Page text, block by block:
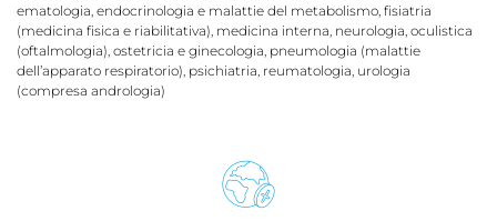
ematologia, endocrinologia e malattie del metabolismo, fisiatria
(medicina fisica e riabilitativa), medicina interna, neurologia, oculistica
(oftalmologia), ostetricia e ginecologia, pneumologia (malattie
dell’apparato respiratorio), psichiatria, reumatologia, urologia
(compresa andrologia)